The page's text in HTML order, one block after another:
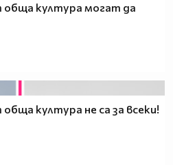
обща култура могат да
култура не са за всеки!